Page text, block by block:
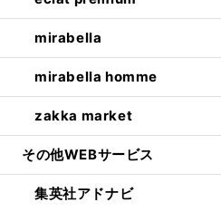
mirabella
mirabella homme
zakka market
その他WEBサービス
集英社アドナビ